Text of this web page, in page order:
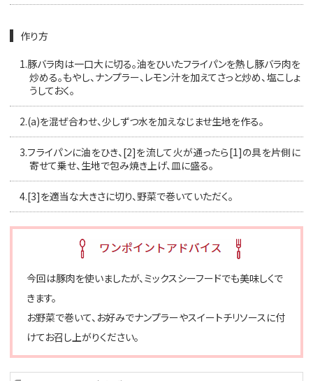
作り方
1.豚バラ肉は一口大に切る。油をひいたフライパンを熱し豚バラ肉を
炒める。もやし、ナンプラー、レモン汁を加えてさっと炒め、塩こしょ
うしておく。
2.(a)を混ぜ合わせ、少しずつ水を加えなじませ生地を作る。
3.フライパンに油をひき、[2]を流して火が通ったら[1]の具を片側に
寄せて乗せ、生地で包み焼き上げ、皿に盛る。
4.[3]を適当な大きさに切り、野菜で巻いていただく。
今回は豚肉を使いましたが、ミックスシーフードでも美味しくで
きます。
お野菜で巻いて、お好みでナンプラーやスイートチリソースに付
けてお召し上がりください。